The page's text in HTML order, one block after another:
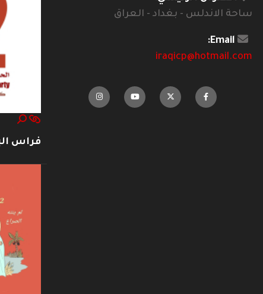
ساحة الاندلس - بغداد - العراق
Email:
iraqicp@hotmail.com
فراس